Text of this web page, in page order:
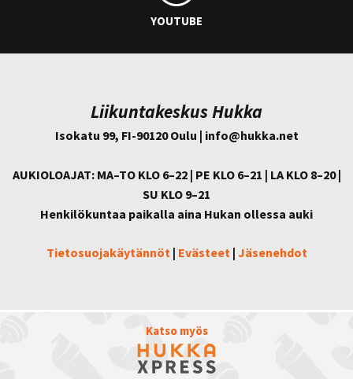
YOUTUBE
Liikuntakeskus Hukka
Isokatu 99, FI-90120 Oulu | info@hukka.net
AUKIOLOAJAT: MA–TO KLO 6–22 | PE KLO 6–21 | LA KLO 8–20 |
SU KLO 9–21
Henkilökuntaa paikalla aina Hukan ollessa auki
Tietosuojakäytännöt | Evästeet | Jäsenehdot
Katso myös